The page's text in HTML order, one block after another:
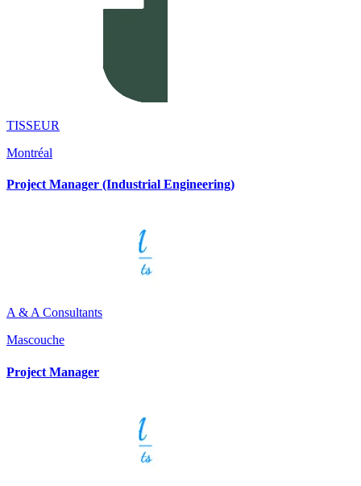
TISSEUR
Montréal
Project Manager (Industrial Engineering)
A & A Consultants
Mascouche
Project Manager